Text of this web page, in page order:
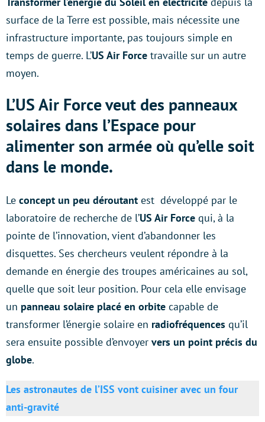
surface de la Terre est possible, mais nécessite une
infrastructure importante, pas toujours simple en
temps de guerre. L’US Air Force travaille sur un autre
moyen.
L’US Air Force veut des panneaux
solaires dans l’Espace pour
alimenter son armée où qu’elle soit
dans le monde.
Le concept un peu déroutant est développé par le
laboratoire de recherche de l’US Air Force qui, à la
pointe de l’innovation, vient d’abandonner les
disquettes. Ses chercheurs veulent répondre à la
demande en énergie des troupes américaines au sol,
quelle que soit leur position. Pour cela elle envisage
un panneau solaire placé en orbite capable de
transformer l’énergie solaire en radiofréquences qu’il
sera ensuite possible d’envoyer vers un point précis du
globe.
Les astronautes de l’ISS vont cuisiner avec un four
anti-gravité